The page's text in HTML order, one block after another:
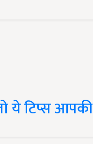
ये टिप्स आपकी